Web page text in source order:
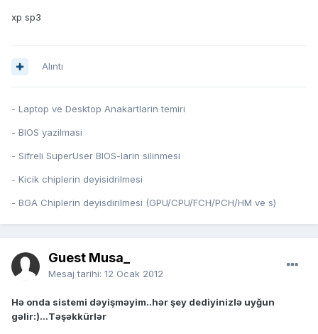
xp sp3
Alıntı
- Laptop ve Desktop Anakartlarin temiri
- BIOS yazilmasi
- Sifreli SuperUser BIOS-larin silinmesi
- Kicik chiplerin deyisidrilmesi
- BGA Chiplerin deyisdirilmesi (GPU/CPU/FCH/PCH/HM ve s)
Guest Musa_
Mesaj tarihi: 12 Ocak 2012
Hə onda sistemi dəyişməyim..hər şey dediyinizlə uyğun
gəlir:)...Təşəkkürlər